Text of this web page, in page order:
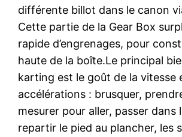
différente billot dans le canon
Cette partie de la Gear Box
rapide d’engrenages, pour
haute de la boîte.Le principal
karting est le goût de la vitesse
accélérations : brusquer,
mesurer pour aller, passer dans
repartir le pied au plancher, les